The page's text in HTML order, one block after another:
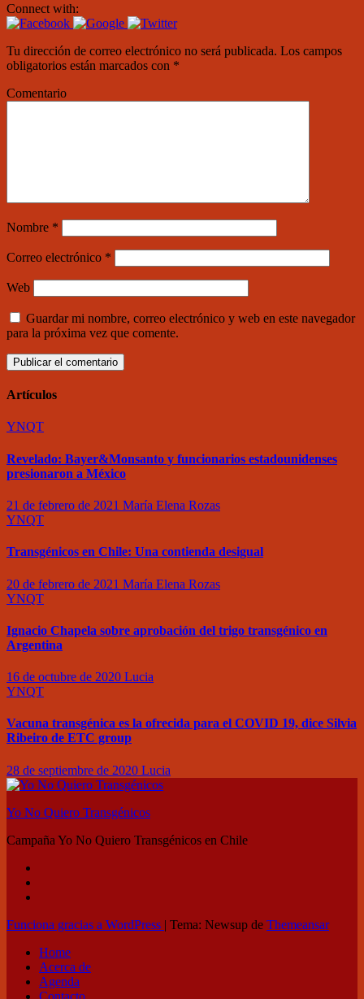
Connect with:
Tu dirección de correo electrónico no será publicada. Los campos
obligatorios están marcados con *
Comentario
Nombre *
Correo electrónico *
Web
Guardar mi nombre, correo electrónico y web en este navegador
para la próxima vez que comente.
Artículos
YNQT
Revelado: Bayer&Monsanto y funcionarios estadounidenses
presionaron a México
21 de febrero de 2021 María Elena Rozas
YNQT
Transgénicos en Chile: Una contienda desigual
20 de febrero de 2021 María Elena Rozas
YNQT
Ignacio Chapela sobre aprobación del trigo transgénico en
Argentina
16 de octubre de 2020 Lucia
YNQT
Vacuna transgénica es la ofrecida para el COVID 19, dice Silvia
Ribeiro de ETC group
28 de septiembre de 2020 Lucia
Yo No Quiero Transgénicos
Campaña Yo No Quiero Transgénicos en Chile
Funciona gracias a WordPress | Tema: Newsup de Themeansar
Home
Acerca de
Agenda
Contacto